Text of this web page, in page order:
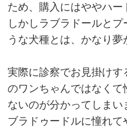
ため、購入にはややハー
しかしラブラドールと
うな犬種とは、かなり夢
実際に診察でお見掛け
のワンちゃんではなくて
ないのが分かってしまい
ブラドゥードルに憧れて